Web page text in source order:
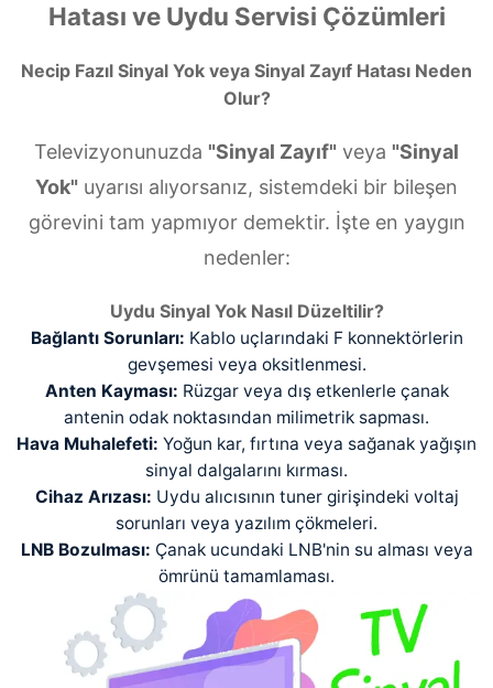
Hatası ve Uydu Servisi Çözümleri
Necip Fazıl Sinyal Yok veya Sinyal Zayıf Hatası Neden
Olur?
Televizyonunuzda "Sinyal Zayıf" veya "Sinyal
Yok" uyarısı alıyorsanız, sistemdeki bir bileşen
görevini tam yapmıyor demektir. İşte en yaygın
nedenler:
Uydu Sinyal Yok Nasıl Düzeltilir?
Bağlantı Sorunları: Kablo uçlarındaki F konnektörlerin
gevşemesi veya oksitlenmesi.
Anten Kayması: Rüzgar veya dış etkenlerle çanak
antenin odak noktasından milimetrik sapması.
Hava Muhalefeti: Yoğun kar, fırtına veya sağanak yağışın
sinyal dalgalarını kırması.
Cihaz Arızası: Uydu alıcısının tuner girişindeki voltaj
sorunları veya yazılım çökmeleri.
LNB Bozulması: Çanak ucundaki LNB'nin su alması veya
ömrünü tamamlaması.